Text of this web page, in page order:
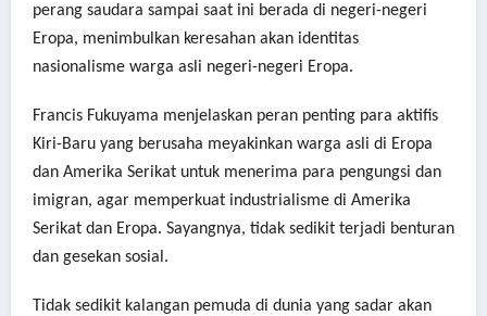
perang saudara sampai saat ini berada di negeri-negeri
Eropa, menimbulkan keresahan akan identitas
nasionalisme warga asli negeri-negeri Eropa.
Francis Fukuyama menjelaskan peran penting para aktifis
Kiri-Baru yang berusaha meyakinkan warga asli di Eropa
dan Amerika Serikat untuk menerima para pengungsi dan
imigran, agar memperkuat industrialisme di Amerika
Serikat dan Eropa. Sayangnya, tidak sedikit terjadi benturan
dan gesekan sosial.
Tidak sedikit kalangan pemuda di dunia yang sadar akan